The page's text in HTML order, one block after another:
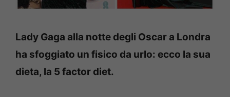
Lady Gaga alla notte degli Oscar a Londra
ha sfoggiato un fisico da urlo: ecco la sua
dieta, la 5 factor diet.